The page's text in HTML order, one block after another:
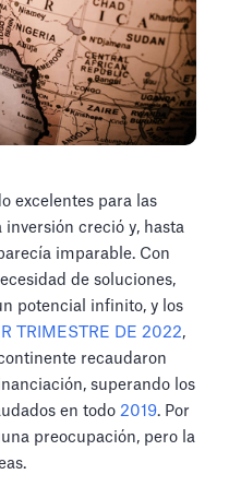
excelentes para las
inversión creció y, hasta
imparable. Con
de soluciones,
potencial infinito, y los
TRIMESTRE DE 2022,
recaudaron
superando los
en todo 2019. Por
preocupación, pero la